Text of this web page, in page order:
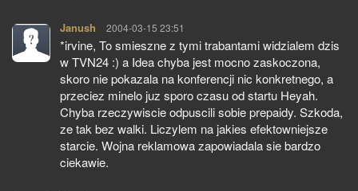
Janush pisze:
2004-03-15 23:51
*irvine, To smieszne z tymi trabantami widzialem dzis
w TVN24 :) a Idea chyba jest mocno zaskoczona,
skoro nie pokazala na konferencji nic konkretnego, a
przeciez minelo juz sporo czasu od startu Heyah.
Chyba rzeczywiscie odpuscili sobie prepaidy. Szkoda,
ze tak bez walki. Liczylem na jakies efektowniejsze
starcie. Wojna reklamowa zapowiadala sie bardzo
ciekawie.